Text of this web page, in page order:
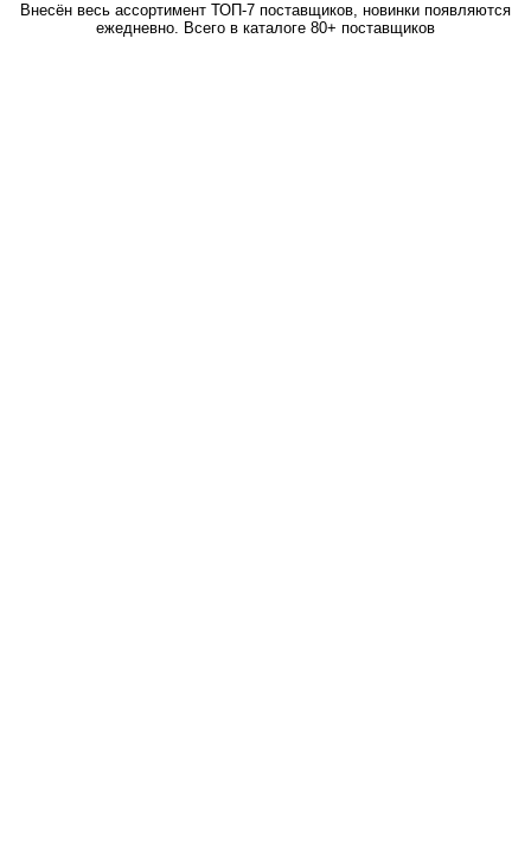
Внесён весь ассортимент ТОП-7 поставщиков, новинки появляются
ежедневно. Всего в каталоге 80+ поставщиков